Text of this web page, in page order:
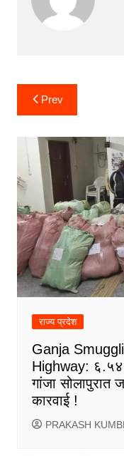
Post
navigation
Prev
राज्य प्रदेश
Ganja
Highway: ६.५४
गांजा
कारवाई !
PRAKASH